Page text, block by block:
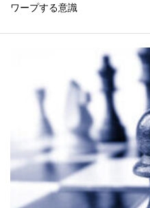
ワープする意識